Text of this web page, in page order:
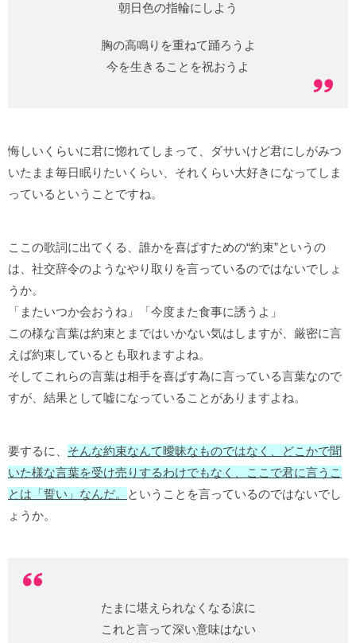
朝日色の指輪にしよう
胸の高鳴りを重ねて踊ろうよ
今を生きることを祝おうよ
悔しいくらいに君に惚れてしまって、ダサいけど君にしがみつ
いたまま毎日眠りたいくらい、それくらい大好きになってしま
っているということですね。
ここの歌詞に出てくる、誰かを喜ばすための“約束”というの
は、社交辞令のようなやり取りを言っているのではないでしょ
うか。
「またいつか会おうね」「今度また食事に誘うよ」
この様な言葉は約束とまではいかない気はしますが、厳密に言
えば約束しているとも取れますよね。
そしてこれらの言葉は相手を喜ばす為に言っている言葉なので
すが、結果として嘘になっていることがありますよね。
要するに、 そんな約束なんて曖昧なものではなく、どこかで聞
いた様な言葉を受け売りするわけでもなく、ここで君に言うこ
とは「誓い」なんだ。
ということを言っているのではないでし
ょうか。
たまに堪えられなくなる涙に
これと言って深い意味はない